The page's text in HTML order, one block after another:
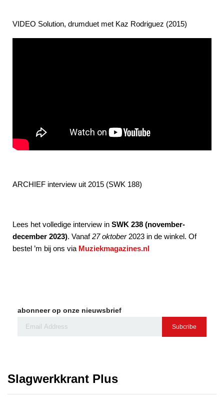
VIDEO Solution, drumduet met Kaz Rodriguez (2015)
ARCHIEF interview uit 2015 (SWK 188)
Lees het volledige interview in SWK 238 (november-
december 2023). Vanaf27 oktober2023 in de winkel. Of
bestel ’m bij ons via Muziekmagazines.nl
abonneer op onze nieuwsbrief
Subcribe
Slagwerkkrant Plus